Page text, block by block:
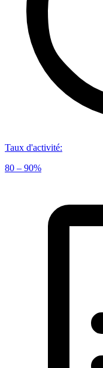
Taux d'activité:
80 – 90%